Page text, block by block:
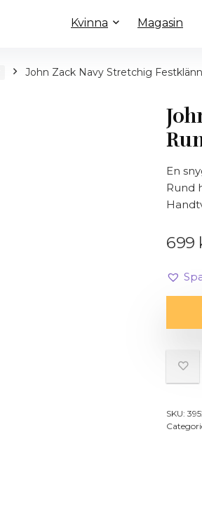
Kvinna Magasin
John Zack Navy Stretchig
En
Rund
699
SKU: